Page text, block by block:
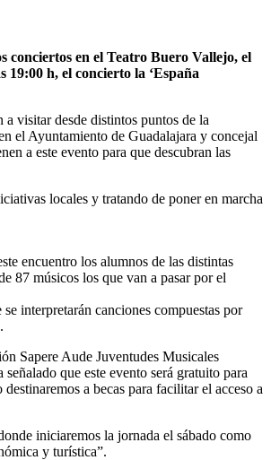
conciertos en el Teatro Buero Vallejo, el
19:00 h, el concierto la ‘España
visitar desde distintos puntos de la
el Ayuntamiento de Guadalajara y concejal
a este evento para que descubran las
locales y tratando de poner en marcha
encuentro los alumnos de las distintas
87 músicos los que van a pasar por el
interpretarán canciones compuestas por
Sapere Aude Juventudes Musicales
que este evento será gratuito para
a becas para facilitar el acceso a
iniciaremos la jornada el sábado como
y turística”.